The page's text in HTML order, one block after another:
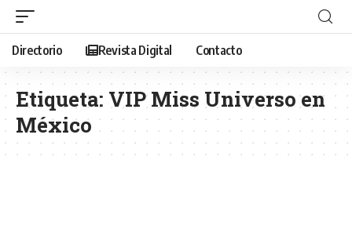
Directorio Revista Digital Contacto
Etiqueta: VIP Miss Universo en
México